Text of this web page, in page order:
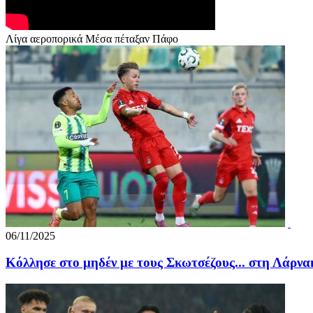
Λίγα αεροπορικά Μέσα πέταξαν Πάφο
06/11/2025
Κόλλησε στο μηδέν με τους Σκωτσέζους... στη